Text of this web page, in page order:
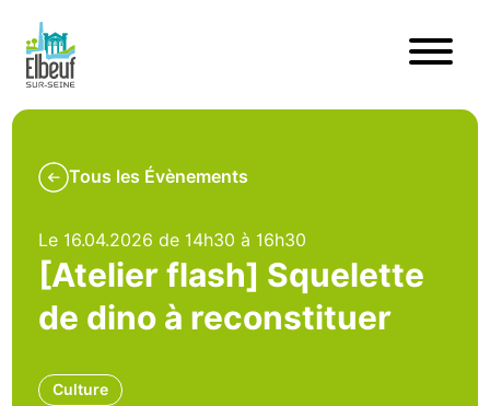
Tous les Évènements
Le 16.04.2026 de 14h30 à 16h30
[Atelier flash] Squelette
de dino à reconstituer
Culture